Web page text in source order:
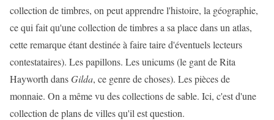
collection de timbres, on peut apprendre l'histoire, la géographie,
ce qui fait qu'une collection de timbres a sa place dans un atlas,
cette remarque étant destinée à faire taire d'éventuels lecteurs
contestataires). Les papillons. Les unicums (le gant de Rita
Hayworth dansGilda, ce genre de choses). Les pièces de
monnaie. On a même vu des collections de sable. Ici, c'est d'une
collection de plans de villes qu'il est question.